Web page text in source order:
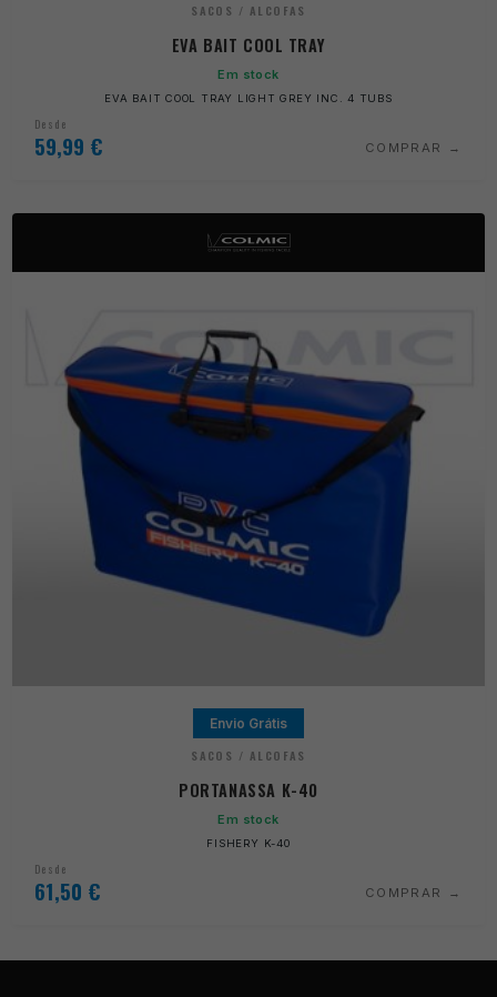
SACOS / ALCOFAS
EVA BAIT COOL TRAY
Em stock
EVA BAIT COOL TRAY LIGHT GREY INC. 4 TUBS
Desde
59,99 € COMPRAR
Envio Grátis
SACOS / ALCOFAS
PORTANASSA K-40
Em stock
FISHERY K-40
Desde
61,50 € COMPRAR